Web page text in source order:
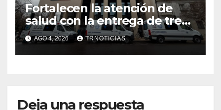
Fortalecen la atención de
salud con la entrega de tres
nuevas ambulancias para
Cauquenes y Sagrada Familia
AGO 4, 2026 TRNOTICIAS
Deja una respuesta